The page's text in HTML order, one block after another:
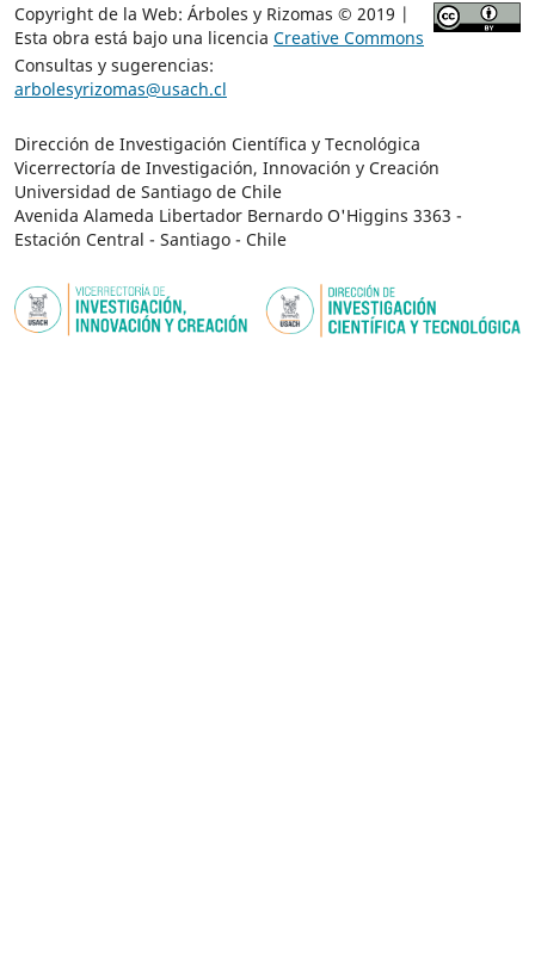
Copyright de la Web: Árboles y Rizomas © 2019 |
Esta obra está bajo una licencia Creative Commons
Consultas y sugerencias:
arbolesyrizomas@usach.cl
Dirección de Investigación Científica y Tecnológica
Vicerrectoría de Investigación, Innovación y Creación
Universidad de Santiago de Chile
Avenida Alameda Libertador Bernardo O'Higgins 3363 -
Estación Central - Santiago - Chile